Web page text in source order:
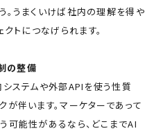
。うまくいけば社内の理解を得や
トにつなげられます。
の整備
ステムや外部APIを使う性質
が伴います。マーケターであって
可能性があるなら、どこまでAI